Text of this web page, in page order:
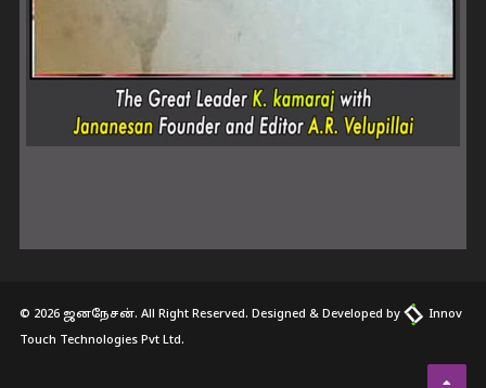
© 2026 ஜனநேசன். All Right Reserved. Designed & Developed by
Innov
Touch Technologies Pvt Ltd.